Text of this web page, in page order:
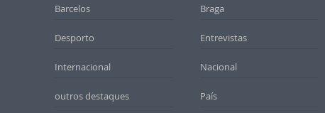
Barcelos Braga
Desporto Entrevistas
Internacional Nacional
outros destaques País